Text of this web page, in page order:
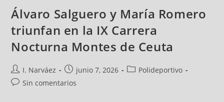
Álvaro Salguero y María Romero
triunfan en la IX Carrera
Nocturna Montes de Ceuta
I. Narváez junio 7, 2026
Polideportivo
Sin comentarios